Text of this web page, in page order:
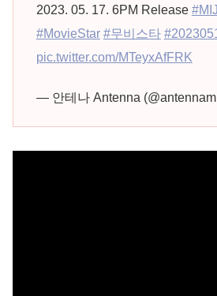
2023. 05. 17. 6PM Release
#MovieStar #무비스타
pic.twitter.com/MTeyxAfFRK
— 안테나 Antenna